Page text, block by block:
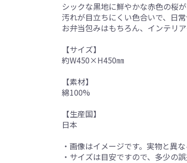
シックな黒地に鮮やかな赤色の桜
汚れが目立ちにくい色合いで、日常
お弁当包みはもちろん、インテリ
【サイズ】
約W450×H450㎜
【素材】
綿100%
【生産国】
日本
・画像はイメージです。実物と異
・サイズは目安ですので、多少の